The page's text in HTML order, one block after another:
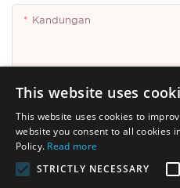
Kandungan
Hantar Pertanyaan Sekarang.
This website uses
This website uses cookies to
website you consent to all cookies
Policy. Read more
STRICTLY NECESSARY